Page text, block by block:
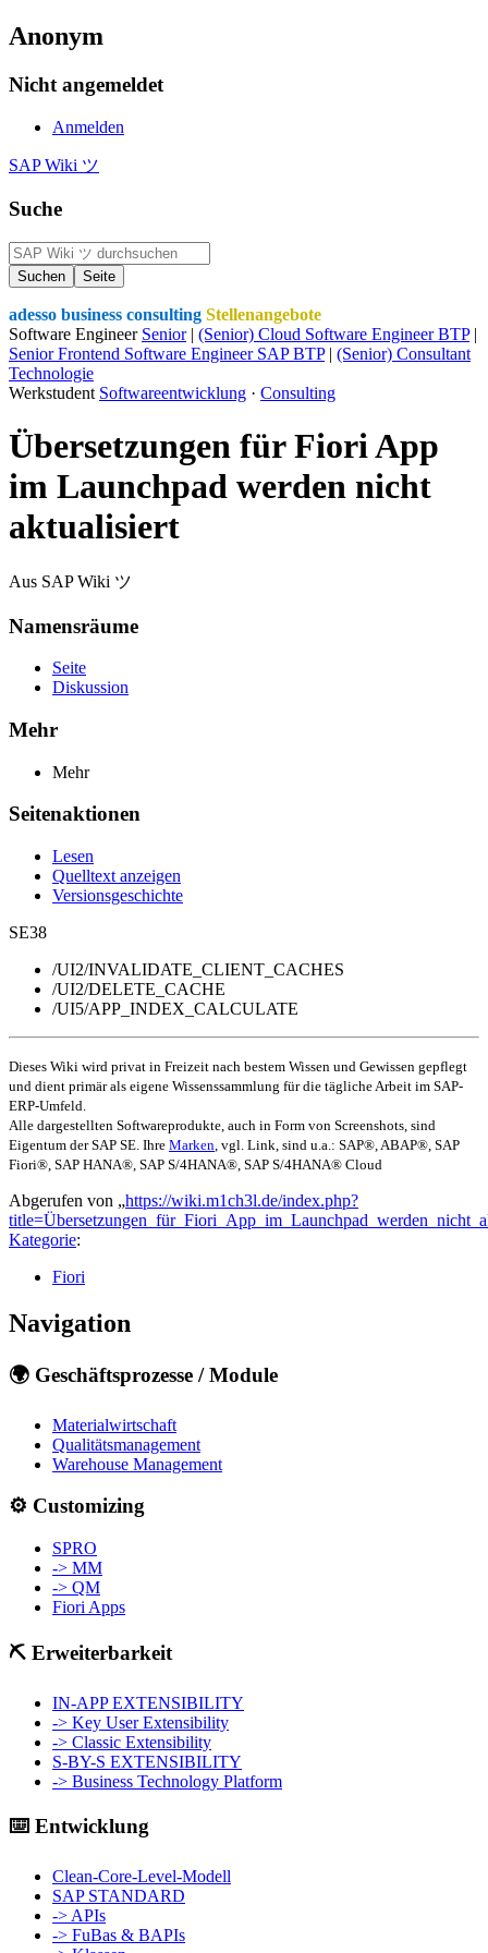
Anonym
Nicht angemeldet
Anmelden
SAP Wiki ツ
Suche
adesso business consulting Stellenangebote
Software Engineer Senior| (Senior) Cloud Software Engineer BTP|
Senior Frontend Software Engineer SAP BTP| (Senior) Consultant
Technologie
Werkstudent Softwareentwicklung · Consulting
Übersetzungen für Fiori App
im Launchpad werden nicht
aktualisiert
Aus SAP Wiki ツ
Namensräume
Seite
Diskussion
Mehr
Mehr
Seitenaktionen
Lesen
Quelltext anzeigen
Versionsgeschichte
SE38
/UI2/INVALIDATE_CLIENT_CACHES
/UI2/DELETE_CACHE
/UI5/APP_INDEX_CALCULATE
Dieses Wiki wird privat in Freizeit nach bestem Wissen und Gewissen gepflegt
und dient primär als eigene Wissenssammlung für die tägliche Arbeit im SAP-
ERP-Umfeld.
Alle dargestellten Softwareprodukte, auch in Form von Screenshots, sind
Eigentum der SAP SE. Ihre Marken, vgl. Link, sind u.a.: SAP®, ABAP®, SAP
Fiori®, SAP HANA®, SAP S/4HANA®, SAP S/4HANA® Cloud
Abgerufen von „https://wiki.m1ch3l.de/index.php?
Kategorie:
Fiori
Navigation
🌍 Geschäftsprozesse / Module
Materialwirtschaft
Qualitätsmanagement
Warehouse Management
⚙️ Customizing
SPRO
-> MM
-> QM
Fiori Apps
⛏️ Erweiterbarkeit
IN-APP EXTENSIBILITY
-> Key User Extensibility
-> Classic Extensibility
S-BY-S EXTENSIBILITY
-> Business Technology Platform
⌨️ Entwicklung
Clean-Core-Level-Modell
SAP STANDARD
-> APIs
-> FuBas & BAPIs